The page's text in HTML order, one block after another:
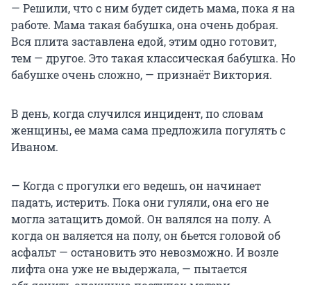
— Решили, что с ним будет сидеть мама, пока я на
работе. Мама такая бабушка, она очень добрая.
Вся плита заставлена едой, этим одно готовит,
тем — другое. Это такая классическая бабушка. Но
бабушке очень сложно, — признаёт Виктория.
В день, когда случился инцидент, по словам
женщины, ее мама сама предложила погулять с
Иваном.
— Когда с прогулки его ведешь, он начинает
падать, истерить. Пока они гуляли, она его не
могла затащить домой. Он валялся на полу. А
когда он валяется на полу, он бьется головой об
асфальт — остановить это невозможно. И возле
лифта она уже не выдержала, — пытается